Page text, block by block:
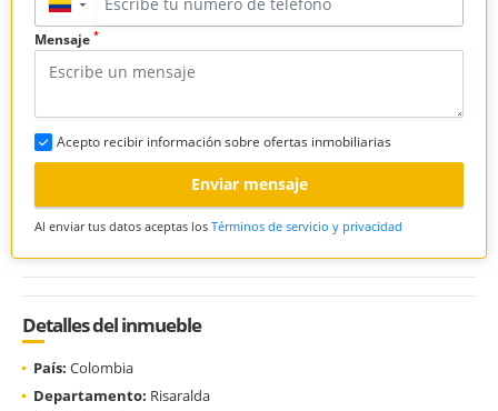
▼
Mensaje *
Acepto recibir información sobre ofertas inmobiliarias
Enviar mensaje
Al enviar tus datos aceptas los Términos de servicio y privacidad
Detalles del inmueble
País: Colombia
Departamento: Risaralda